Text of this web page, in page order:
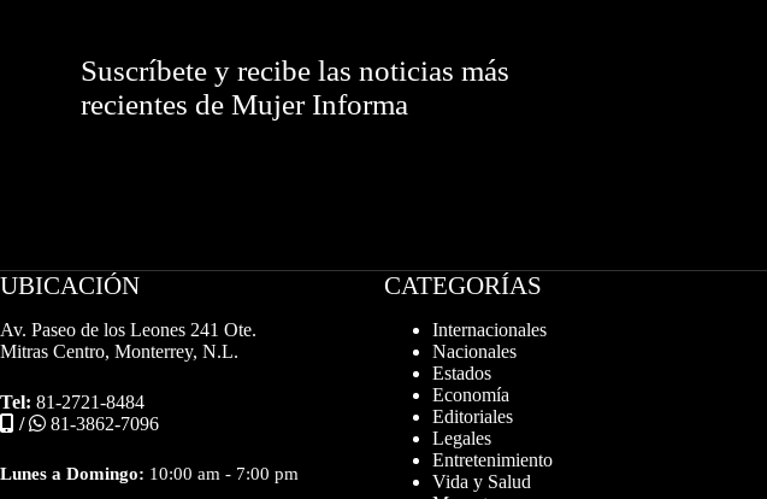
Suscríbete y recibe las noticias más
recientes de Mujer Informa
UBICACIÓN
Av. Paseo de los Leones 241 Ote.
Mitras Centro, Monterrey, N.L.
Tel: 81-2721-8484
/
81-3862-7096
Lunes a Domingo: 10:00 am - 7:00 pm
CATEGORÍAS
Internacionales
Nacionales
Estados
Economía
Editoriales
Legales
Entretenimiento
Vida y Salud